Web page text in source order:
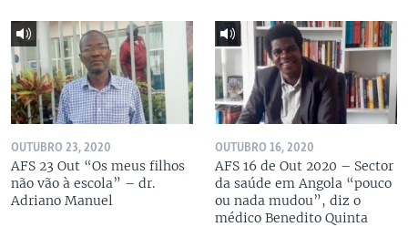
OUTUBRO 23, 2020
AFS 23 Out “Os meus filhos
não vão à escola” – dr.
Adriano Manuel
OUTUBRO 16, 2020
AFS 16 de Out 2020 – Sector
da saúde em Angola “pouco
ou nada mudou”, diz o
médico Benedito Quinta